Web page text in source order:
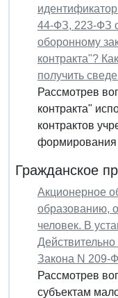
44-ФЗ, 223-ФЗ
оборонному
контракта"?
получить
Рассмотрев
контракта"
контрактов
формирования
Гражданское
Акционерное
образованию,
человек. В
Закона N 209-
Рассмотрев
субъектам